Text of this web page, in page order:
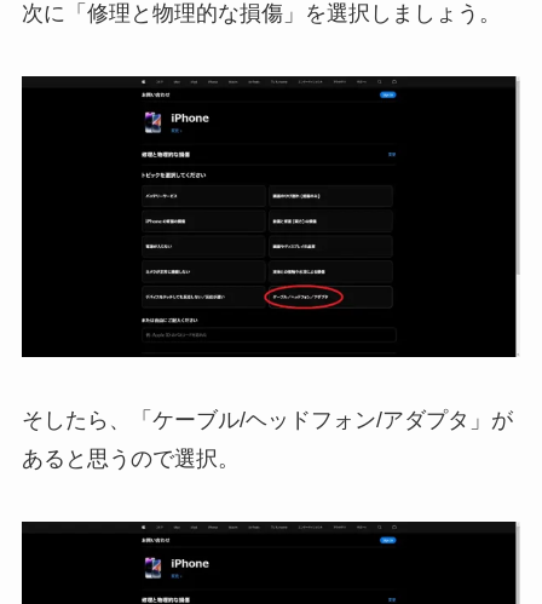
次に「修理と物理的な損傷」を選択しましょう。
そしたら、「ケーブル/ヘッドフォン/アダプタ」が
あると思うので選択。